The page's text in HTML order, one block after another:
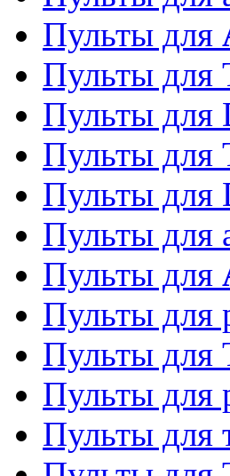
Пульты для
Пульты для
Пульты
Пульты для
Пульты
Пульты для
Пульты для
Пульты для
Пульты для
Пульты для
Пульты для